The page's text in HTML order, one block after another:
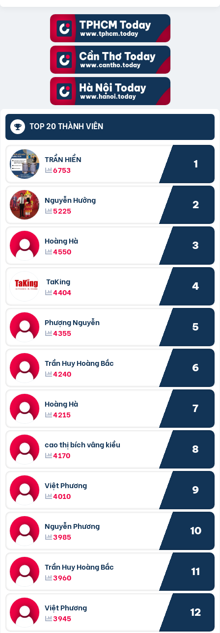
TOP 20 THÀNH VIÊN
TRẦN HIỀN
6753
1
Nguyễn Hưởng
5225
2
Hoàng Hà
4550
3
TaKing
4404
4
Phượng Nguyễn
4355
5
Trần Huy Hoàng Bắc
4240
6
Hoàng Hà
4215
7
cao thị bích vâng kiều
4170
8
Việt Phương
4010
9
Nguyễn Phương
3985
10
Trần Huy Hoàng Bắc
3960
11
Việt Phương
3945
12